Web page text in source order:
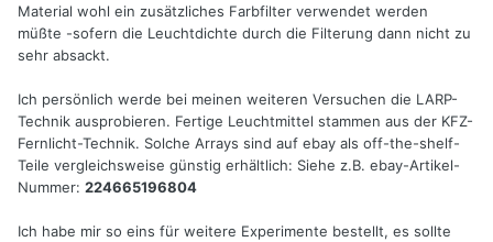
Material wohl ein zusätzliches Farbfilter verwendet werden
müßte -sofern die Leuchtdichte durch die Filterung dann nicht zu
sehr absackt.
Ich persönlich werde bei meinen weiteren Versuchen die LARP-
Technik ausprobieren. Fertige Leuchtmittel stammen aus der KFZ-
Fernlicht-Technik. Solche Arrays sind auf ebay als off-the-shelf-
Teile vergleichsweise günstig erhältlich: Siehe z.B. ebay-Artikel-
Nummer: 224665196804
Ich habe mir so eins für weitere Experimente bestellt, es sollte